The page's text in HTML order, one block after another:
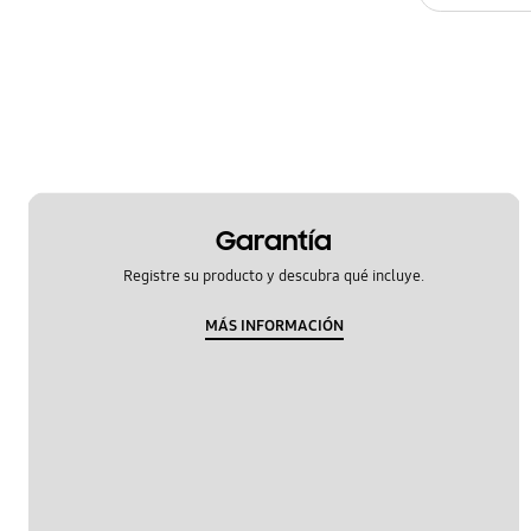
Garantía
Registre su producto y descubra qué incluye.
MÁS INFORMACIÓN